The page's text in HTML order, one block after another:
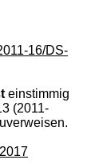
16/DS-
einstimmig
(2011-